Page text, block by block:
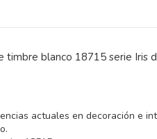
timbre blanco 18715 serie Iris
actuales en decoración e